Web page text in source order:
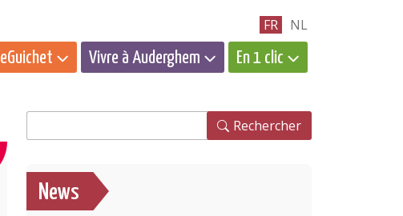
FR NL
eGuichet Vivre à Auderghem En 1 clic
Rechercher
News